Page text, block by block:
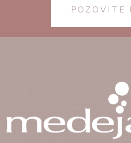
POZOVITE